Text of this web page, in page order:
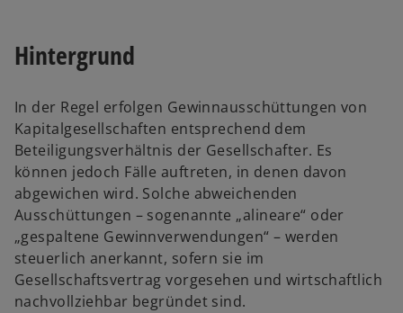
Hintergrund
In der Regel erfolgen Gewinnausschüttungen von
Kapitalgesellschaften entsprechend dem
Beteiligungsverhältnis der Gesellschafter. Es
können jedoch Fälle auftreten, in denen davon
abgewichen wird. Solche abweichenden
Ausschüttungen – sogenannte „alineare“ oder
„gespaltene Gewinnverwendungen“ – werden
steuerlich anerkannt, sofern sie im
Gesellschaftsvertrag vorgesehen und wirtschaftlich
nachvollziehbar begründet sind.